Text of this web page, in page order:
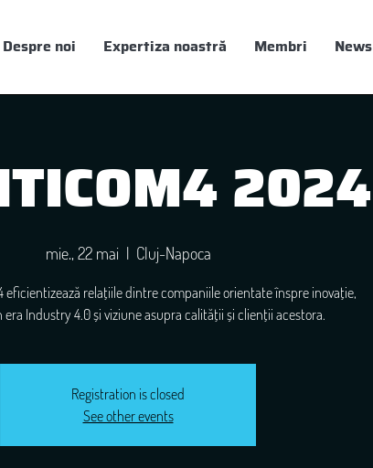
Despre noi Expertiza noastră Membri News
2024
mie., 22 mai
  |
Cluj-Napoca
eficientizează relațiile dintre companiile orientate înspre inovație,
era Industry 4.0 și viziune asupra calității și clienții acestora.
Registration is closed
See other events